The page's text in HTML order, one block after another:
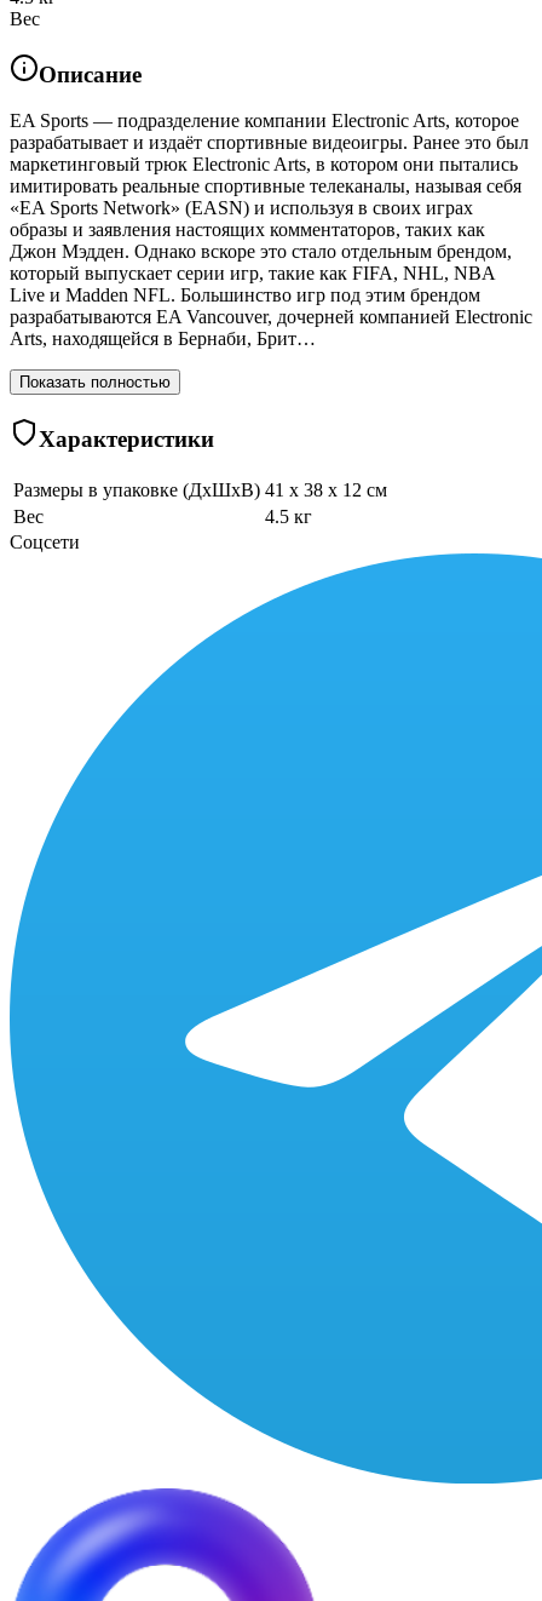
Вес
Описание
EA Sports — подразделение компании Electronic Arts, которое
разрабатывает и издаёт спортивные видеоигры. Ранее это был
маркетинговый трюк Electronic Arts, в котором они пытались
имитировать реальные спортивные телеканалы, называя себя
«EA Sports Network» (EASN) и используя в своих играх
образы и заявления настоящих комментаторов, таких как
Джон Мэдден. Однако вскоре это стало отдельным брендом,
который выпускает серии игр, такие как FIFA, NHL, NBA
Live и Madden NFL. Большинство игр под этим брендом
разрабатываются EA Vancouver, дочерней компанией Electronic
Arts, находящейся в Бернаби, Брит…
Показать полностью
Характеристики
Размеры в упаковке (ДхШхВ) 41 x 38 x 12 см
Вес
4.5 кг
Соцсети